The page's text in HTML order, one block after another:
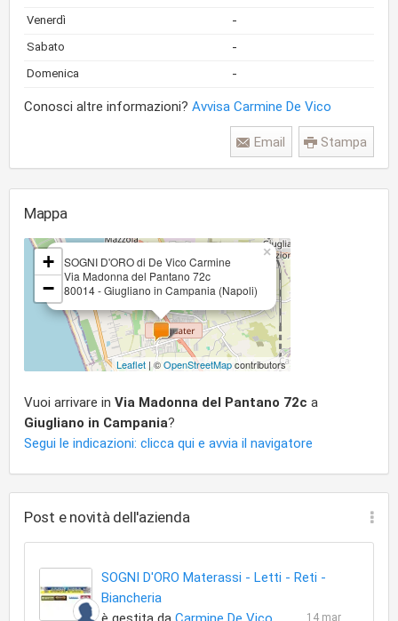
Venerdì -
Sabato -
Domenica -
Conosci altre informazioni? Avvisa Carmine De Vico
Stampa
Email
Mappa
SOGNI D'ORO di De Vico Carmine
Via Madonna del Pantano 72c
80014 - Giugliano in Campania (Napoli)
×
+
−
Leaflet | ©OpenStreetMapcontributors
Vuoi arrivare in Via Madonna del Pantano 72c a
Giugliano in Campania?
Segui le indicazioni: clicca qui e avvia il navigatore
Post e novità dell'azienda
SOGNI D'ORO Materassi - Letti - Reti -
Biancheria
14 mar